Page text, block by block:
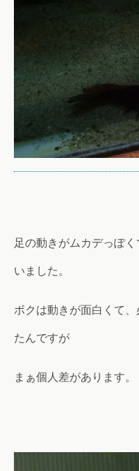
足の動きがムカデっぽ
いました。
ボクは動きが面白くて
たんですが
まぁ個人差があります。